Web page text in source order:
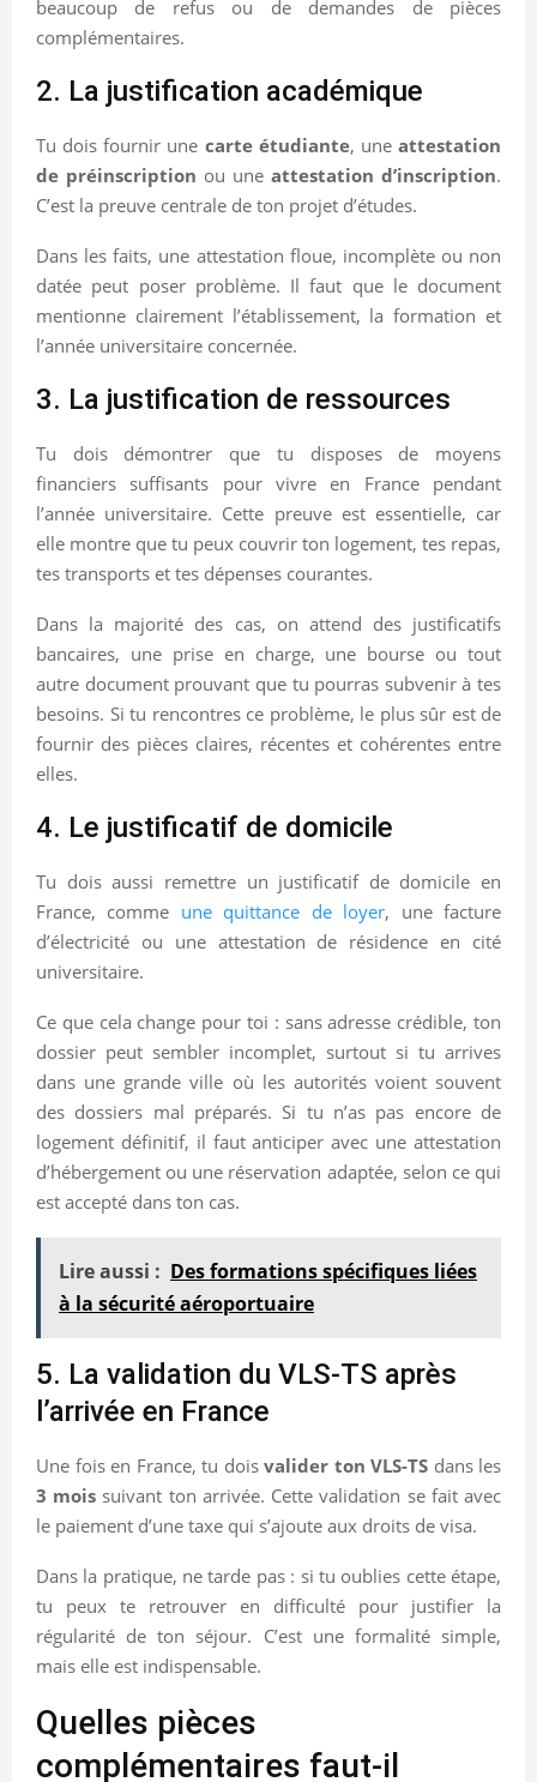
beaucoup de refus ou de demandes de pièces
complémentaires.
2. La justification académique
Tu dois fournir une carte étudiante, uneattestation
de préinscription ou une attestation d’inscription.
C’est la preuve centrale de ton projet d’études.
Dans les faits, une attestation floue, incomplète ou non
datée peut poser problème. Il faut que le document
mentionne clairement l’établissement, la formation et
l’année universitaire concernée.
3. La justification de ressources
Tu dois démontrer que tu disposes de moyens
financiers suffisants pour vivre en France pendant
l’année universitaire. Cette preuve est essentielle, car
elle montre que tu peux couvrir ton logement, tes repas,
tes transports et tes dépenses courantes.
Dans la majorité des cas, on attend des justificatifs
bancaires, une prise en charge, une bourse ou tout
autre document prouvant que tu pourras subvenir à tes
besoins. Si tu rencontres ce problème, le plus sûr est de
fournir des pièces claires, récentes et cohérentes entre
elles.
4. Le justificatif de domicile
Tu dois aussi remettre un justificatif de domicile en
France, comme une quittance de loyer, une facture
d’électricité ou une attestation de résidence en cité
universitaire.
Ce que cela change pour toi : sans adresse crédible, ton
dossier peut sembler incomplet, surtout si tu arrives
dans une grande ville où les autorités voient souvent
des dossiers mal préparés. Si tu n’as pas encore de
logement définitif, il faut anticiper avec une attestation
d’hébergement ou une réservation adaptée, selon ce qui
est accepté dans ton cas.
Lire aussi : Des formations spécifiques liées
à la sécurité aéroportuaire
5. La validation du VLS-TS après
l’arrivée en France
Une fois en France, tu dois valider ton VLS-TS dans les
3 mois suivant ton arrivée. Cette validation se fait avec
le paiement d’une taxe qui s’ajoute aux droits de visa.
Dans la pratique, ne tarde pas : si tu oublies cette étape,
tu peux te retrouver en difficulté pour justifier la
régularité de ton séjour. C’est une formalité simple,
mais elle est indispensable.
Quelles pièces
complémentaires faut-il